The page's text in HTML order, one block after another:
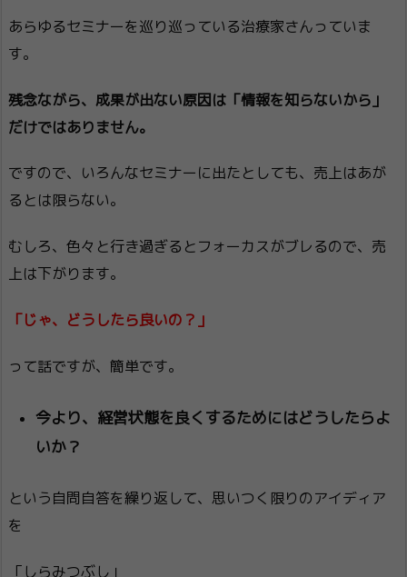
あらゆるセミナーを巡り巡っている治療家さんっていま
す。
残念ながら、成果が出ない原因は「情報を知らないから」
だけではありません。
ですので、いろんなセミナーに出たとしても、売上はあが
るとは限らない。
むしろ、色々と行き過ぎるとフォーカスがブレるので、売
上は下がります。
「じゃ、どうしたら良いの？」
って話ですが、簡単です。
今より、経営状態を良くするためにはどうしたらよ
いか？
という自問自答を繰り返して、思いつく限りのアイディア
を
「しらみつぶし」